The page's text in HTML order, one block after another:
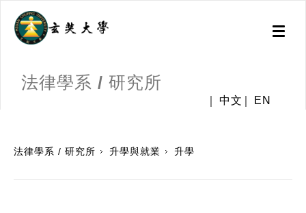
Toggle
法律學系 / 研究所
中文 EN
法律學系 / 研究所 升學與就業 升學